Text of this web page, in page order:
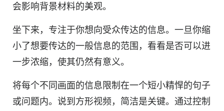
会影响背景材料的美观。
坐下来，专注于你想向受众传达的信息。一旦你缩
小了想要传达的一般信息的范围，看看是否可以进
一步浓缩，使其仍然有意义。
将每个不同画面的信息限制在一个短小精悍的句子
或问题内。说到 方形视频，简洁是关键。通过控制